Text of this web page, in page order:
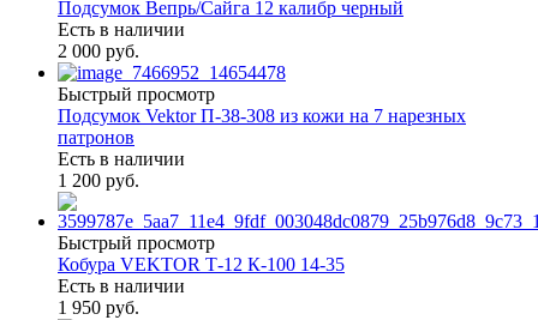
Подсумок Вепрь/Сайга 12 калибр черный
Есть в наличии
2 000 руб.
Быстрый просмотр
Подсумок Vektor П-38-308 из кожи на 7 нарезных
патронов
Есть в наличии
1 200 руб.
Быстрый просмотр
Кобура VEKTOR Т-12 К-100 14-35
Есть в наличии
1 950 руб.